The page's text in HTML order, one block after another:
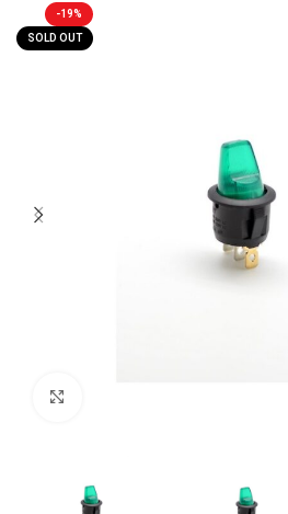
-19%
SOLD OUT